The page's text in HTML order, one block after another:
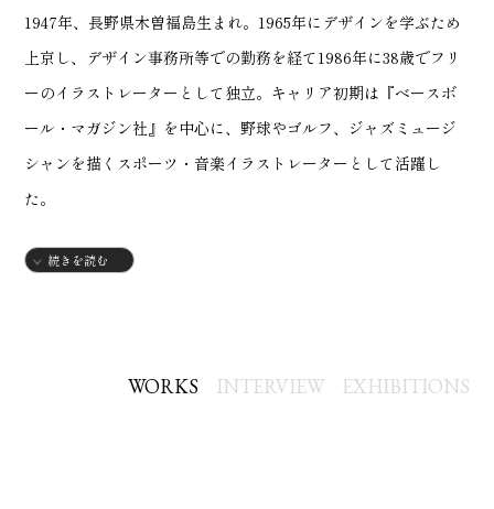
1947年、長野県木曽福島生まれ。1965年にデザインを学ぶため
上京し、デザイン事務所等での勤務を経て1986年に38歳でフリ
ーのイラストレーターとして独立。キャリア初期は『ベースボ
ール・マガジン社』を中心に、野球やゴルフ、ジャズミュージ
シャンを描くスポーツ・音楽イラストレーターとして活躍し
た。
ことを機に「艦船イラストレーター」としての地位を確立。学
続きを読む
WORKS INTERVIEW EXHIBITIONS